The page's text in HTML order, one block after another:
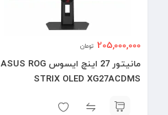
205,000,000 تومان
مانیتور 27 اینچ ایسوس ASUS ROG
STRIX OLED XG27ACDMS